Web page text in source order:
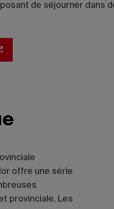
de séjourner dans
offre une série
provinciale. Les